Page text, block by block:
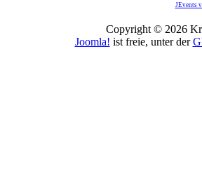
JEvents
Copyright © 2026
Joomla! ist freie, unter der